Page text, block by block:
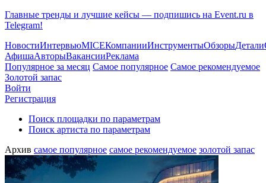
Главные тренды и лучшие кейсы — подпишись на Event.ru в
Telegram!
НовостиИнтервьюMICEКомпанииИнструментыОбзорыДетали
АфишаАвторыВакансииРеклама
Популярное за месяц Самое популярное Самое рекомендуемое
Золотой запас
Войти
Регистрация
Поиск площадки по параметрам
Поиск артиста по параметрам
Архив самое популярное самое рекомендуемое золотой запас